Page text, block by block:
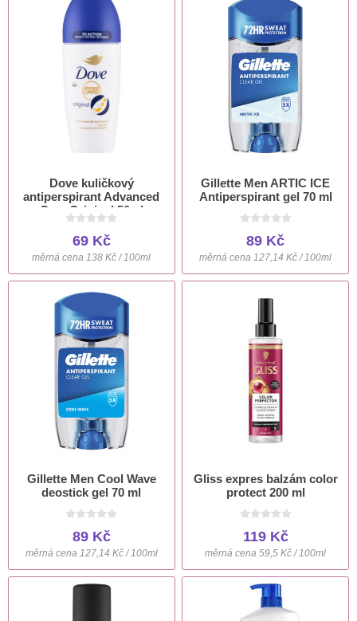
Dove kuličkový
antiperspirant Advanced
Care Original 50ml
69 Kč
měrná cena 138 Kč / 100ml
Gillette Men ARTIC ICE
Antiperspirant gel 70 ml
89 Kč
měrná cena 127,14 Kč / 100ml
Gillette Men Cool Wave
deostick gel 70 ml
89 Kč
měrná cena 127,14 Kč / 100ml
Gliss expres balzám color
protect 200 ml
119 Kč
měrná cena 59,5 Kč / 100ml